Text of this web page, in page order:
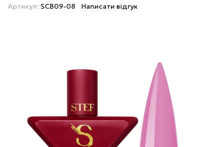
Артикул: SCB09-08 Написати відгук